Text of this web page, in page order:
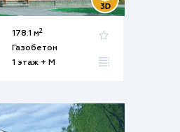
178.1 м2
Газобетон
1 этаж + М